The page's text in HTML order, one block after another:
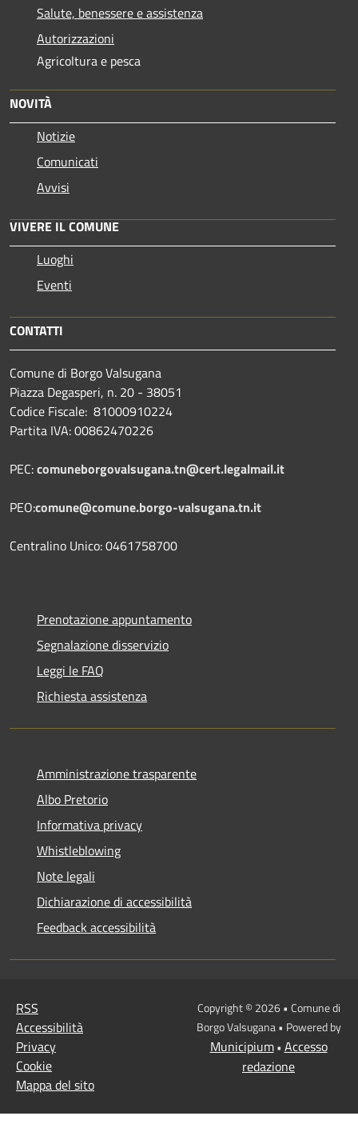
Salute, benessere e assistenza
Autorizzazioni
Agricoltura e pesca
NOVITÀ
Notizie
Comunicati
Avvisi
VIVERE IL COMUNE
Luoghi
Eventi
CONTATTI
Comune di Borgo Valsugana
Piazza Degasperi, n. 20 - 38051
Codice Fiscale: 81000910224
Partita IVA: 00862470226
PEC:comuneborgovalsugana.tn@cert.legalmail.it
PEO:comune@comune.borgo-valsugana.tn.it
Centralino Unico: 0461758700
Prenotazione appuntamento
Segnalazione disservizio
Leggi le FAQ
Richiesta assistenza
Amministrazione trasparente
Albo Pretorio
Informativa privacy
Whistleblowing
Note legali
Dichiarazione di accessibilità
Feedback accessibilità
RSS
Accessibilità
Privacy
Cookie
Mappa del sito
Copyright © 2026 • Comune di
Borgo Valsugana • Powered by
Municipium• Accesso
redazione